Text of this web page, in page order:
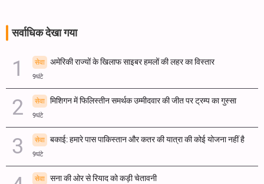
सर्वाधिक देखा गया
सेवा अमेरिकी राज्यों के खिलाफ साइबर हमलों की लहर का विस्तार
9घंटे
सेवा मिशिगन में फिलिस्तीन समर्थक उम्मीदवार की जीत पर ट्रम्प का गुस्सा
9घंटे
सेवा बकाई: हमारे पास पाकिस्तान और कतर की यात्रा की कोई योजना नहीं है
9घंटे
सेवा सना की ओर से रियाद को कड़ी चेतावनी